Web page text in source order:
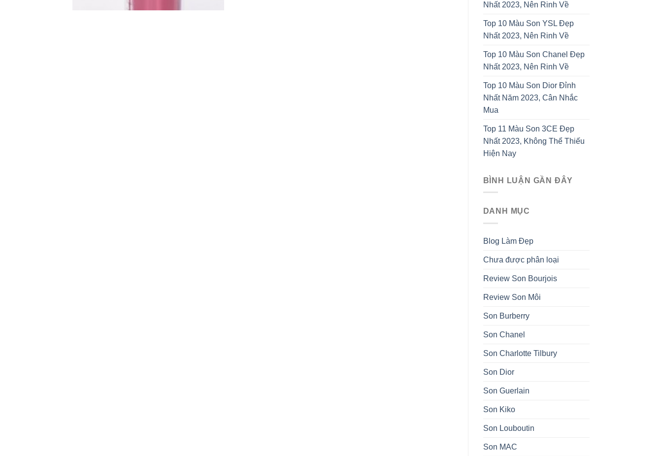
Nhất 2023, Nên Rinh Về
Top 10 Màu Son YSL Đẹp
Nhất 2023, Nên Rinh Về
Top 10 Màu Son Chanel Đẹp
Nhất 2023, Nên Rinh Về
Top 10 Màu Son Dior Đỉnh
Nhất Năm 2023, Cân Nhắc
Mua
Top 11 Màu Son 3CE Đẹp
Nhất 2023, Không Thể Thiếu
Hiện Nay
BÌNH LUẬN GẦN ĐÂY
DANH MỤC
Blog Làm Đẹp
Chưa được phân loại
Review Son Bourjois
Review Son Môi
Son Burberry
Son Chanel
Son Charlotte Tilbury
Son Dior
Son Guerlain
Son Kiko
Son Louboutin
Son MAC